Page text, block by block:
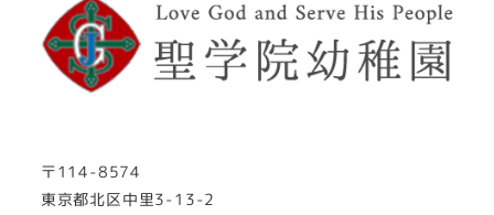
〒114-8574
東京都北区中里3-13-2